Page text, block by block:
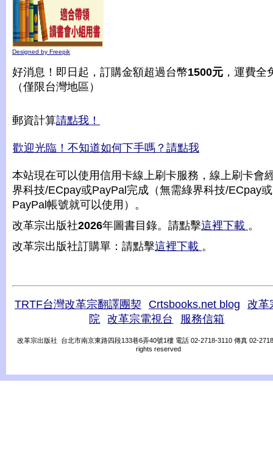
Designed by Freepik
好消息！即日起，訂購金額超過台幣1500元 ，運費全
（僅限台灣地區）
郵資計算請點我！
歡迎光臨！不知道如何下手嗎？請點我
本站現在可以使用信用卡線上刷卡服務，線上刷卡會
界科技/ECpay或PayPal完成（無需綠界科技/ECpay或
PayPal帳號就可以使用）。
改革宗出版社2026年圖書目錄。請點擊這裡下載 。
改革宗出版社訂購單：請點擊這裡下載 。
TRTF台灣改革宗翻譯團契 Crtsbooks.net blog
改革
院
改革宗電視台 服務信箱
改革宗出版社 台北市南京東路四段133巷6弄40號1樓 電話 02-2718-3110 傳真 02-
rights reserved